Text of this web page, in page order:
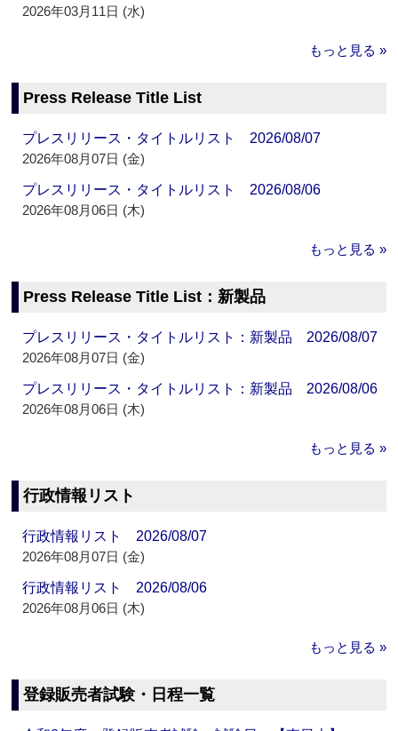
2026年03月11日 (水)
もっと見る »
Press Release Title List
プレスリリース・タイトルリスト 2026/08/07
2026年08月07日 (金)
プレスリリース・タイトルリスト 2026/08/06
2026年08月06日 (木)
もっと見る »
Press Release Title List：新製品
プレスリリース・タイトルリスト：新製品 2026/08/07
2026年08月07日 (金)
プレスリリース・タイトルリスト：新製品 2026/08/06
2026年08月06日 (木)
もっと見る »
行政情報リスト
行政情報リスト 2026/08/07
2026年08月07日 (金)
行政情報リスト 2026/08/06
2026年08月06日 (木)
もっと見る »
登録販売者試験・日程一覧